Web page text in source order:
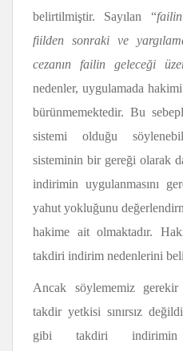
belirtilmiştir. Sayılan “
fiilden sonraki ve
cezanın failin geleceği
nedenler, uygulamada
bürünmemektedir. Bu
sistemi olduğu
sisteminin bir gereği olarak
indirimin uygulanmasını
yahut yokluğunu
hakime ait olmaktadır.
takdiri indirim nedenlerini
Ancak söylememiz
takdir yetkisi sınırsız
gibi takdiri indirimin